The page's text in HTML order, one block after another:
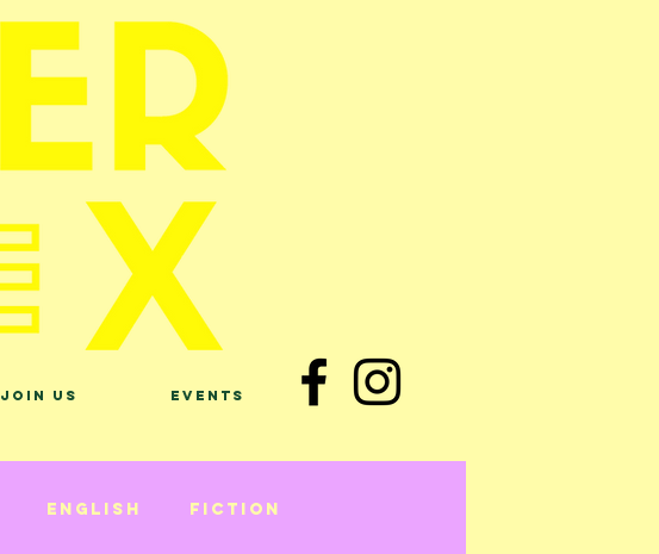
Join Us Events
English Fiction